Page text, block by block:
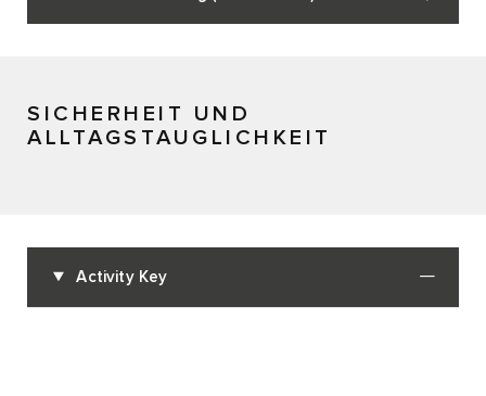
SICHERHEIT UND
ALLTAGSTAUGLICHKEIT
Activity Key